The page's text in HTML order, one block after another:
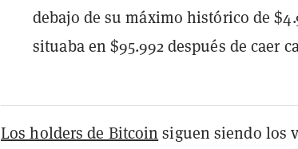
debajo de su máximo histórico de
situaba en $95.992 después de caer
Los holders de Bitcoin siguen siendo los